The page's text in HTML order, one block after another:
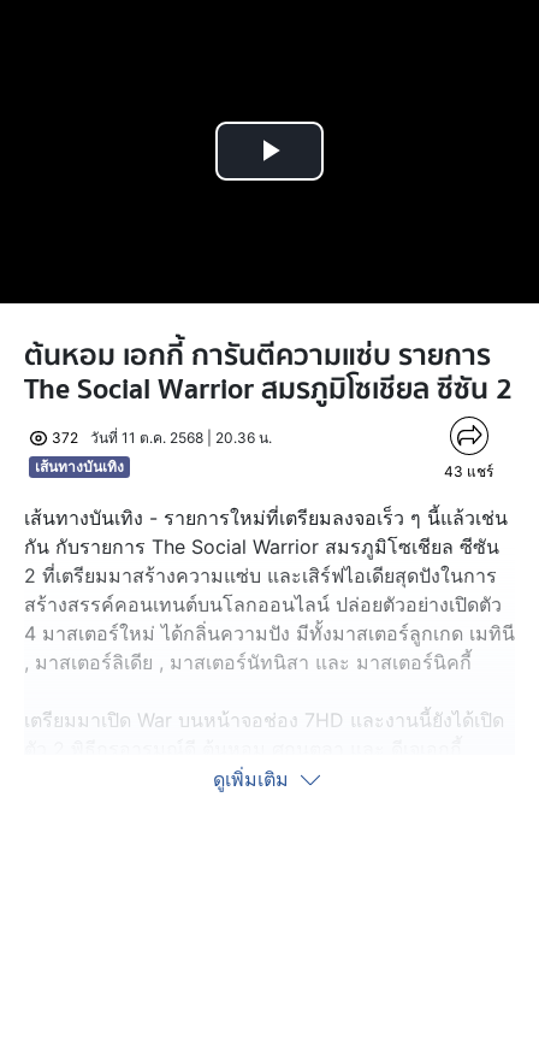
Play
ต้นหอม เอกกี้ การันตีความแซ่บ รายการ
The Social Warrior สมรภูมิโซเชียล ซีซัน 2
372
วันที่ 11 ต.ค. 2568 | 20.36 น.
เส้นทางบันเทิง
43 แชร์
เส้นทางบันเทิง - รายการใหม่ที่เตรียมลงจอเร็ว ๆ นี้แล้วเช่น
กัน กับรายการ The Social Warrior สมรภูมิโซเชียล ซีซัน
2 ที่เตรียมมาสร้างความแซ่บ และเสิร์ฟไอเดียสุดปังในการ
สร้างสรรค์คอนเทนต์บนโลกออนไลน์ ปล่อยตัวอย่างเปิดตัว
4 มาสเตอร์ใหม่ ได้กลิ่นความปัง มีทั้งมาสเตอร์ลูกเกด เมทินี
, มาสเตอร์ลิเดีย , มาสเตอร์นัทนิสา และ มาสเตอร์นิคกี้
เตรียมมาเปิด War บนหน้าจอช่อง 7HD และงานนี้ยังได้เปิด
เอกชัย ที่จะมารับหน้าที่ในซีซันนี้ด้วย ทั้งคู่บอกเลยว่า แค่
ดูเพิ่มเติม